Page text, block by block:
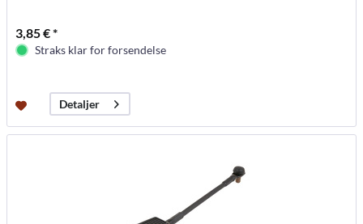
3,85 € *
Straks klar for forsendelse
Detaljer